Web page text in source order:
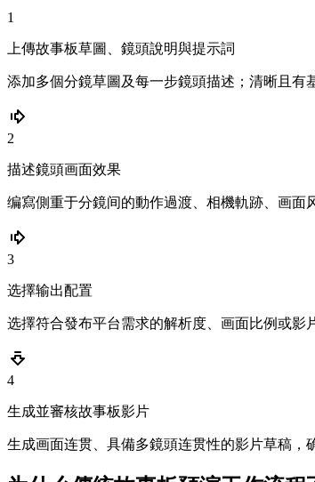
1
上傳故事板草圖、鏡頭說明與提示詞
添加多個分鏡草圖及每一步鏡頭描述；清晰且有
2
描述鏡頭画面效果
编寫側重于分鏡间的動作過渡、相機軌跡、画面
3
选擇输出配置
选擇符合發布平台需求的解析度、画面比例或影
4
生成並審核故事板影片
生成画面连贯、具備多鏡頭连贯性的影片草稿，